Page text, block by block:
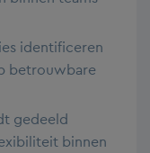
identificeren
betrouwbare
gedeeld
binnen